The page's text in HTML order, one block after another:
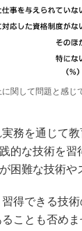
関して問題と感じ
務を通じて教
的な技術を
困難な技術や
得できる技
ことも否め